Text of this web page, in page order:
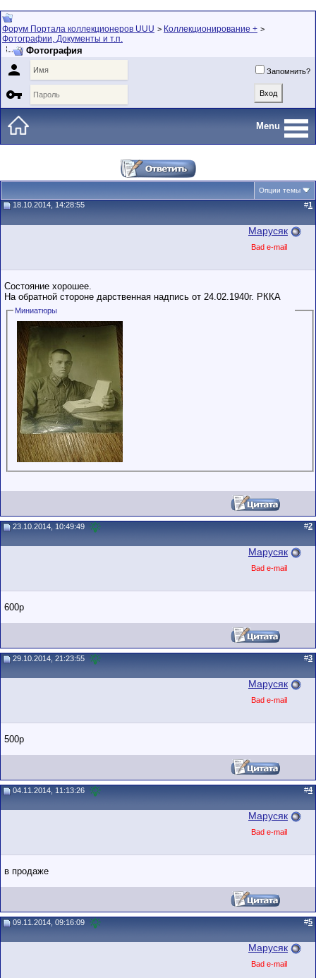
Форум Портала коллекционеров UUU > Коллекционирование + >
Фотографии, Документы и т.п.
Фотография
 Запомнить?

Menu
Опции темы
18.10.2014, 14:28:55 #1
Марусяк
Bad e-mail
Состояние хорошее.
На обратной стороне дарственная надпись от 24.02.1940г. РККА
Миниатюры
23.10.2014, 10:49:49 #2
Марусяк
Bad e-mail
600р
29.10.2014, 21:23:55 #3
Марусяк
Bad e-mail
500р
04.11.2014, 11:13:26 #4
Марусяк
Bad e-mail
в продаже
09.11.2014, 09:16:09 #5
Марусяк
Bad e-mail